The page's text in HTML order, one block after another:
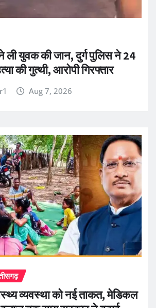
ली युवक की जान, दुर्ग पुलिस ने 24
की गुत्थी, आरोपी गिरफ्तार
Aug 7, 2026
व्यवस्था को नई ताकत, मेडिकल